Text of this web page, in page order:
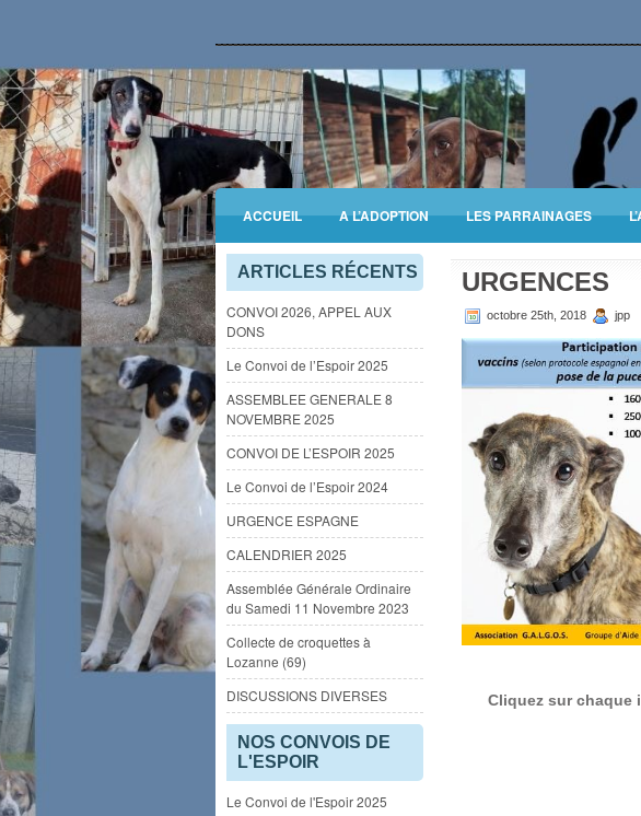
ACCUEIL A L’ADOPTION LES PARRAINAGES
INFORMATIONS GENERALES
ARTICLES RÉCENTS
CONVOI 2026, APPEL AUX
DONS
Le Convoi de l’Espoir 2025
ASSEMBLEE GENERALE 8
NOVEMBRE 2025
CONVOI DE L’ESPOIR 2025
Le Convoi de l’Espoir 2024
URGENCE ESPAGNE
CALENDRIER 2025
Assemblée Générale Ordinaire
du Samedi 11 Novembre 2023
Collecte de croquettes à
Lozanne (69)
DISCUSSIONS DIVERSES
NOS CONVOIS DE
L'ESPOIR
Le Convoi de l'Espoir 2025
URGENCES
octobre 25th, 2018 jpp
Cliquez sur chaque